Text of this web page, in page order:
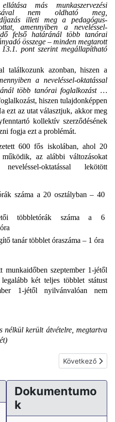
más munkaszervezési
nem oldható meg,
illeti meg a pedagógus-
amennyiben a neveléssel-
felső határánál több tanórai
összege – minden megtarott
pont szerint megállapítható
találkozunk azonban, hiszen a
a neveléssel-oktatással
több tanórai foglalkozást …
hiszen tulajdonképpen
ezt az utat választjuk, akkor meg
kollektív szerződésének
fogja ezt a problémát.
600 fős iskolában, ahol 20
az alábbi változásokat
oktatással lekötött
száma a 20 osztályban – 40
többletórák száma a 6
tanár többlet óraszáma – 1 óra
munkaidőben szeptember 1-jétől
két teljes többlet státust
1-jétől nyilvánvalóan nem
nélkül került átvételre, megtartva
Következő
Következő
Dokumentumo
k